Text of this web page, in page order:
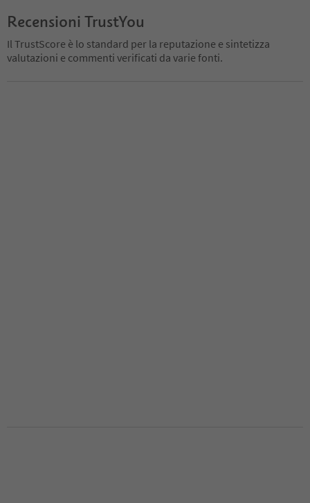
Recensioni TrustYou
Il TrustScore è lo standard per la reputazione e sintetizza
valutazioni e commenti verificati da varie fonti.